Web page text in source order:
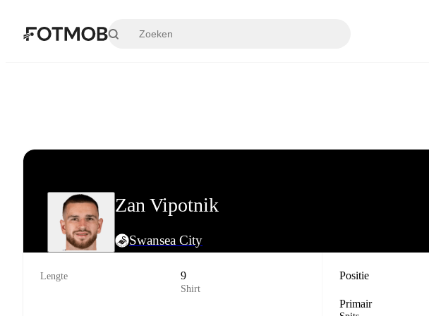
Zan Vipotnik
Swansea City
Lengte 9
Shirt
Positie
Primair